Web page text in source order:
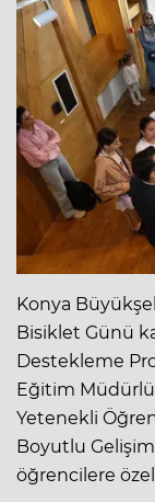
Konya
Bisiklet Günü
Destekleme
Eğitim
Yetenekli
Boyutlu
öğrencilere